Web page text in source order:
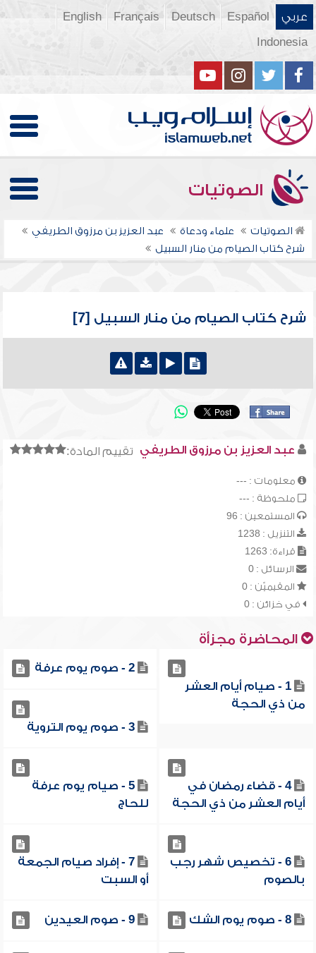
عربي Español
Deutsch
Français
English
Indonesia
الصوتيات
الصوتيات علماء ودعاة
عبد العزيز بن مرزوق الطريفي
شرح كتاب الصيام من منار السبيل
شرح كتاب الصيام من منار السبيل [7]
تقييم المادة: عبد العزيز بن مرزوق الطريفي
معلومات : ---
ملحوظة : ---
المستمعين : 96
التنزيل : 1238
قراءة: 1263
الرسائل : 0
المقيميّن : 0
في خزائن : 0
المحاضرة مجزأة
1 - صيام أيام العشر
من ذي الحجة
2 - صوم يوم عرفة
3 - صوم يوم التروية
4 - قضاء رمضان في
أيام العشر من ذي الحجة
5 - صيام يوم عرفة
للحاج
6 - تخصيص شهر رجب
بالصوم
7 - إفراد صيام الجمعة
أو السبت
8 - صوم يوم الشك 9 - صوم العيدين